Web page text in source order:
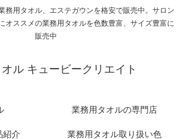
務用タオル、エステガウンを格安で販売中。サロン
オススメの業務用タオルを色数豊富、サイズ豊富に
販売中
ル キュービークリエイト
業務用タオルの専門店
紹介 業務用タオル取り扱い色